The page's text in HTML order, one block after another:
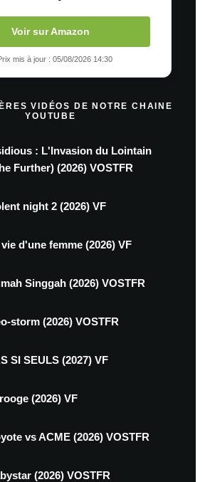
Voir sur Amazon
mis à jour : 05/08/2026 14:30
VIDÉOS DE NOTRE CHAINE
YOUTUBE
: L'Invasion du Lointain
Further) (2026) VOSTFR
night 2 (2026) VF
d'une femme (2026) VF
Singgah (2026) VOSTFR
storm (2026) VOSTFR
SI SEULS (2027) VF
(2026) VF
vs ACME (2026) VOSTFR
(2026) VOSTFR